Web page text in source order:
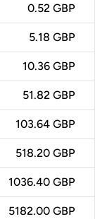
0.52 GBP
5.18 GBP
10.36 GBP
51.82 GBP
103.64 GBP
518.20 GBP
1036.40 GBP
5182.00 GBP